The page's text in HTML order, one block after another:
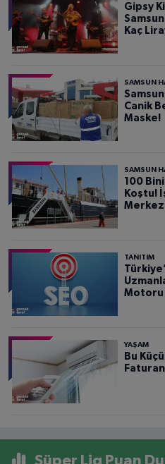
Gipsy
Kaç
SAMSUN
Canik
Maske!
SAMSUN
100
Koştu!
TANITIM
Motoru
YAŞAM
Bu
Süper Lig Puan